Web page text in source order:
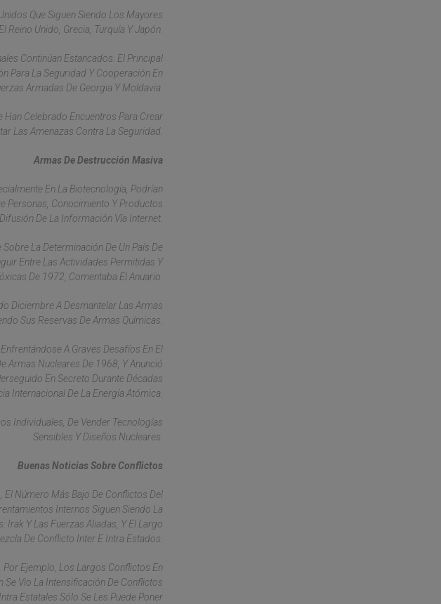
Que Siguen Siendo Los Mayores
Unido, Grecia, Turquía Y Japón.
Continúan Estancados. El Principal
Para La Seguridad Y Cooperación En
Armadas De Georgia Y Moldavia.
Han Celebrado Encuentros Para Crear
Las Amenazas Contra La Seguridad.
Armas De Destrucción Masiva
En La Biotecnología, Podrían
Personas, Conocimiento Y Productos
De La Información Vía Internet.
La Determinación De Un País De
Entre Las Actividades Permitidas Y
De 1972, Comentaba El Anuario.
Diciembre A Desmantelar Las Armas
Sus Reservas De Armas Químicas.
A Graves Desafíos En El
Armas Nucleares De 1968, Y Anunció
En Secreto Durante Décadas
Internacional De La Energía Atómica.
Individuales, De Vender Tecnologías
Sensibles Y Diseños Nucleares.
Buenas Noticias Sobre Conflictos
Número Más Bajo De Conflictos Del
Internos Siguen Siendo La
Irak Y Las Fuerzas Aliadas, Y El Largo
De Conflicto Inter E Intra Estados.
Por Ejemplo, Los Largos Conflictos En
Vio La Intensificación De Conflictos
Estatales Sólo Se Les Puede Poner